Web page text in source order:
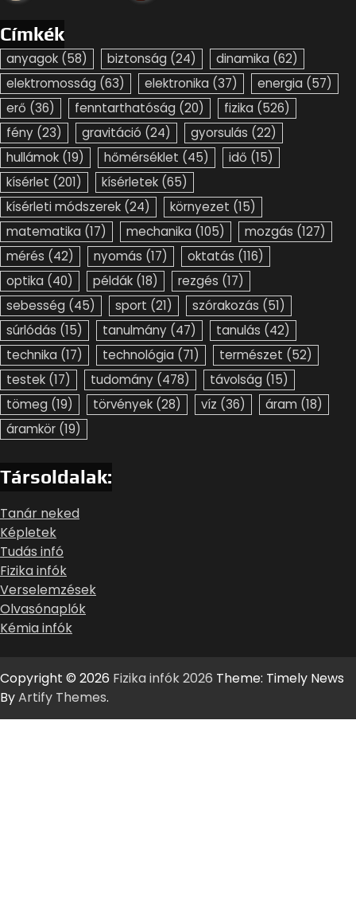
Címkék
anyagok (58) biztonság (24) dinamika (62)
elektromosság (63) elektronika (37) energia (57)
erő (36) fenntarthatóság (20) fizika (526)
fény (23) gravitáció (24) gyorsulás (22)
hullámok (19) hőmérséklet (45) idő (15)
kísérlet (201) kísérletek (65)
kísérleti módszerek (24) környezet (15)
matematika (17) mechanika (105) mozgás (127)
mérés (42) nyomás (17) oktatás (116)
optika (40) példák (18) rezgés (17)
sebesség (45) sport (21) szórakozás (51)
súrlódás (15) tanulmány (47) tanulás (42)
technika (17) technológia (71) természet (52)
testek (17) tudomány (478) távolság (15)
tömeg (19) törvények (28) víz (36) áram (18)
áramkör (19)
Társoldalak:
Tanár neked
Képletek
Tudás infó
Fizika infók
Verselemzések
Olvasónaplók
Kémia infók
Copyright © 2026 Fizika infók 2026 Theme: Timely News
ByArtify Themes.